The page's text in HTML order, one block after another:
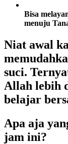
Bisa
menuju
Niat awal
suci.
Allah lebih
belajar
Apa aja
jam ini?